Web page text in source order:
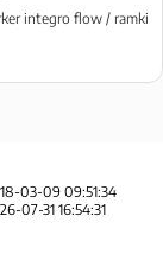
integro flow / ramki
03-09 09:51:34
07-31 16:54:31